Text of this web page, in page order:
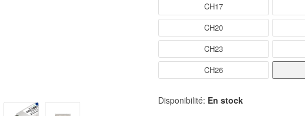
CH17
CH20
CH23
CH26
Disponibilité: En stock